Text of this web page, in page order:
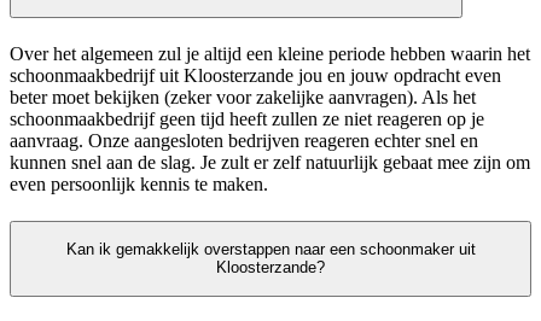
Over het algemeen zul je altijd een kleine periode hebben waarin het
schoonmaakbedrijf uit Kloosterzande jou en jouw opdracht even
beter moet bekijken (zeker voor zakelijke aanvragen). Als het
schoonmaakbedrijf geen tijd heeft zullen ze niet reageren op je
aanvraag. Onze aangesloten bedrijven reageren echter snel en
kunnen snel aan de slag. Je zult er zelf natuurlijk gebaat mee zijn om
even persoonlijk kennis te maken.
Kan ik gemakkelijk overstappen naar een schoonmaker uit
Kloosterzande?